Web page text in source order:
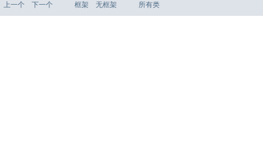
上一个 下一个 框架 无框架 所有类